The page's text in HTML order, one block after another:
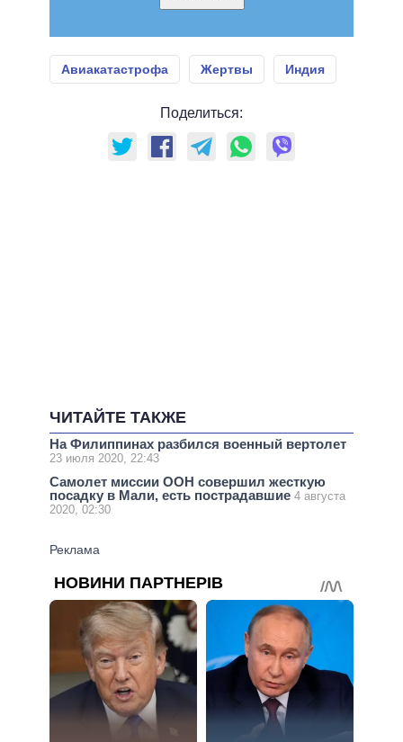
Авиакатастрофа Жертвы Индия
Поделиться:
ЧИТАЙТЕ ТАКЖЕ
На Филиппинах разбился военный вертолет
23 июля 2020, 22:43
Самолет миссии ООН совершил жесткую
посадку в Мали, есть пострадавшие 4 августа
2020, 02:30